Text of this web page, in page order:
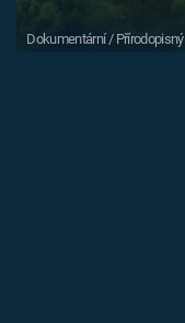
Dokumentární / Přírodopisný